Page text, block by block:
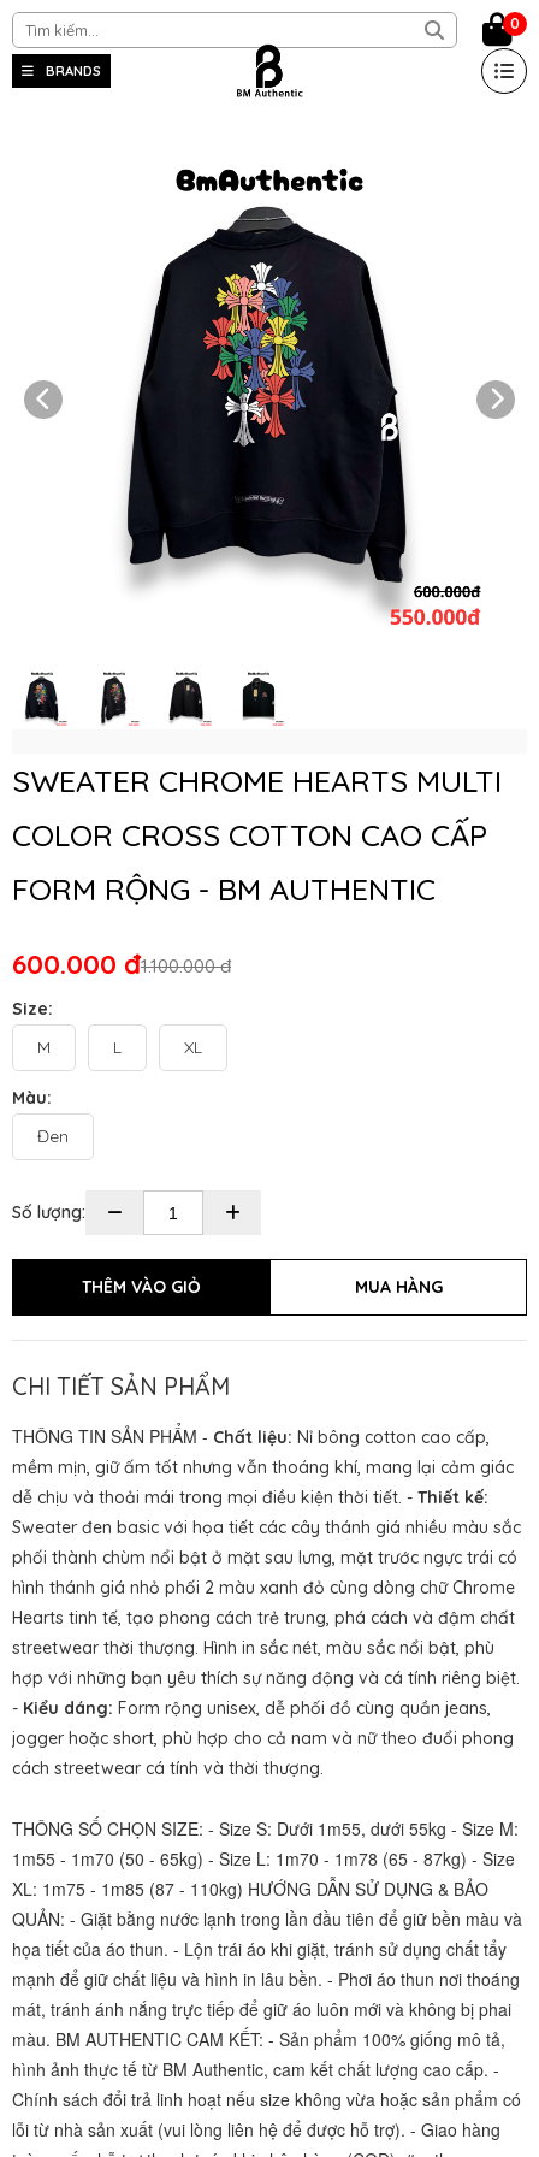
BRANDS
0
SWEATER CHROME HEARTS MULTI
COLOR CROSS COTTON CAO CẤP
FORM RỘNG - BM AUTHENTIC
1.100.000 đ
600.000 đ
Size:
M
L XL
Màu:
Đen
Số lượng:
CHI TIẾT SẢN PHẨM
THÔNG TIN SẢN PHẨM - Chất liệu: Nỉ bông cotton cao cấp,
mềm mịn, giữ ấm tốt nhưng vẫn thoáng khí, mang lại cảm giác
dễ chịu và thoải mái trong mọi điều kiện thời tiết. - Thiết kế:
Sweater đen basic với họa tiết các cây thánh giá nhiều màu sắc
phối thành chùm nổi bật ở mặt sau lưng, mặt trước ngực trái có
hình thánh giá nhỏ phối 2 màu xanh đỏ cùng dòng chữ Chrome
Hearts tinh tế, tạo phong cách trẻ trung, phá cách và đậm chất
streetwear thời thượng. Hình in sắc nét, màu sắc nổi bật, phù
hợp với những bạn yêu thích sự năng động và cá tính riêng biệt.
- Kiểu dáng: Form rộng unisex, dễ phối đồ cùng quần jeans,
jogger hoặc short, phù hợp cho cả nam và nữ theo đuổi phong
cách streetwear cá tính và thời thượng.
THÔNG SỐ CHỌN SIZE: - Size S: Dưới 1m55, dưới 55kg - Size M:
1m55 - 1m70 (50 - 65kg) - Size L: 1m70 - 1m78 (65 - 87kg) - Size
XL: 1m75 - 1m85 (87 - 110kg) HƯỚNG DẪN SỬ DỤNG & BẢO
QUẢN: - Giặt bằng nước lạnh trong lần đầu tiên để giữ bền màu và
họa tiết của áo thun. - Lộn trái áo khi giặt, tránh sử dụng chất tẩy
mạnh để giữ chất liệu và hình in lâu bền. - Phơi áo thun nơi thoáng
mát, tránh ánh nắng trực tiếp để giữ áo luôn mới và không bị phai
màu. BM AUTHENTIC CAM KẾT: - Sản phẩm 100% giống mô tả,
hình ảnh thực tế từ BM Authentic, cam kết chất lượng cao cấp. -
Chính sách đổi trả linh hoạt nếu size không vừa hoặc sản phẩm có
lỗi từ nhà sản xuất (vui lòng liên hệ để được hỗ trợ). - Giao hàng